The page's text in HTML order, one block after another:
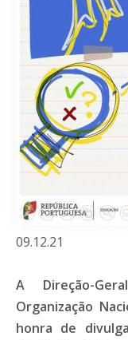
09.12.21
A Direção-
Organização
honra de